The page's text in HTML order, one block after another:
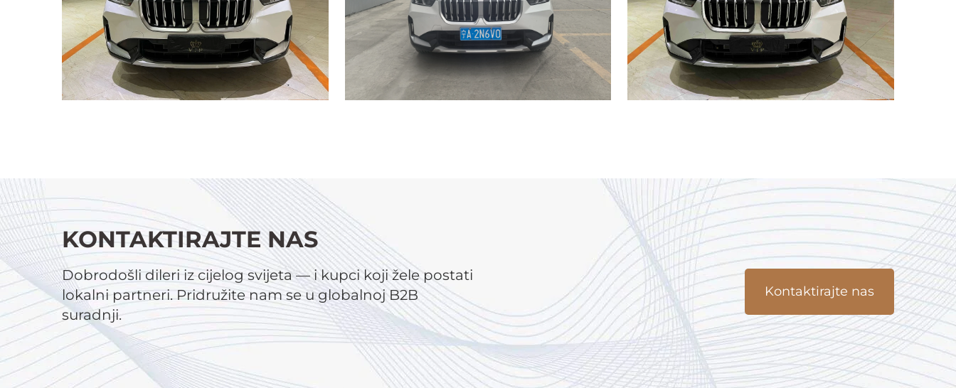
KONTAKTIRAJTE NAS
Dobrodošli dileri iz cijelog svijeta — i kupci koji žele postati
lokalni partneri. Pridružite nam se u globalnoj B2B
suradnji.
Kontaktirajte nas